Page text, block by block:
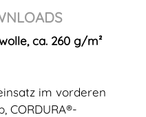
ca. 260 g/m²
im vorderen
CORDURA®-